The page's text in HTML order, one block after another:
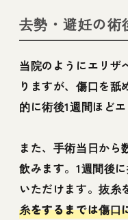
去勢・避妊の術
当院のようにエリザ
りますが、傷口を
的に術後1週間ほど
また、手術当日から
飲みます。1週間後
いただけます。抜糸
糸をするまでは傷口